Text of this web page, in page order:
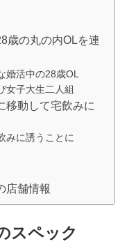
歳の丸の内OLを連
婚活中の28歳OL
女子大生二人組
移動して宅飲みに
みに誘うことに
店舗情報
スペック